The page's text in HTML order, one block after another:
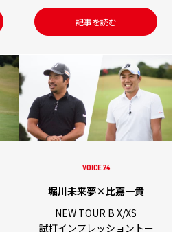
記事を読む
VOICE 24
堀川未来夢×比嘉一貴
NEW TOUR B X/XS
試打インプレッショントー